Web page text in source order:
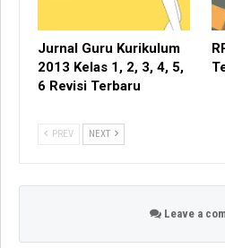
Jurnal Guru Kurikulum
2013 Kelas 1, 2, 3, 4, 5,
6 Revisi Terbaru
PREV NEXT
Leave a